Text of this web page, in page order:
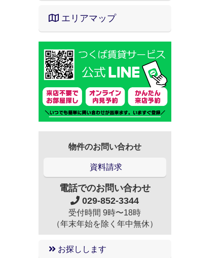
エリアマップ
物件のお問い合わせ
資料請求
電話でのお問い合わせ
029-852-3344
受付時間 9時〜18時
（年末年始を除く年中無休）
お探しします